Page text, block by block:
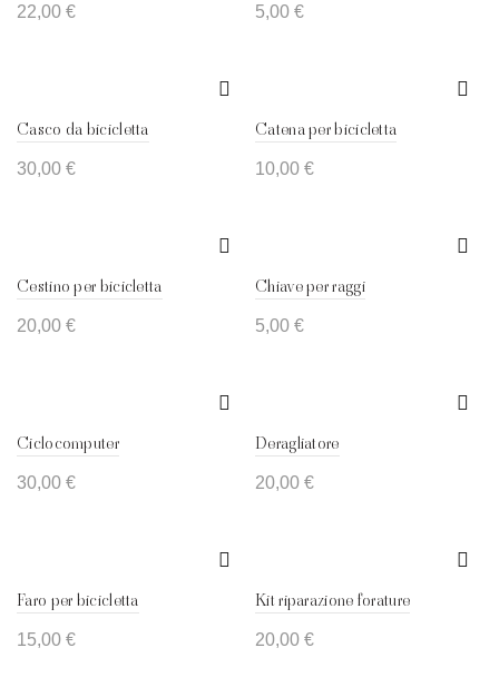
22,00 € 5,00 €
Casco da bicicletta
30,00 €
Catena per bicicletta
10,00 €
Cestino per bicicletta
20,00 €
Chiave per raggi
5,00 €
Ciclocomputer
30,00 €
Deragliatore
20,00 €
Faro per bicicletta
15,00 €
Kit riparazione forature
20,00 €